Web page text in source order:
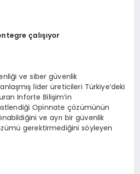
çalışıyor
ve siber güvenlik
lider üreticileri Türkiye’deki
Inforte Bilişim’in
Opinnate çözümünün
ve ayrı bir güvenlik
gerektirmediğini söyleyen